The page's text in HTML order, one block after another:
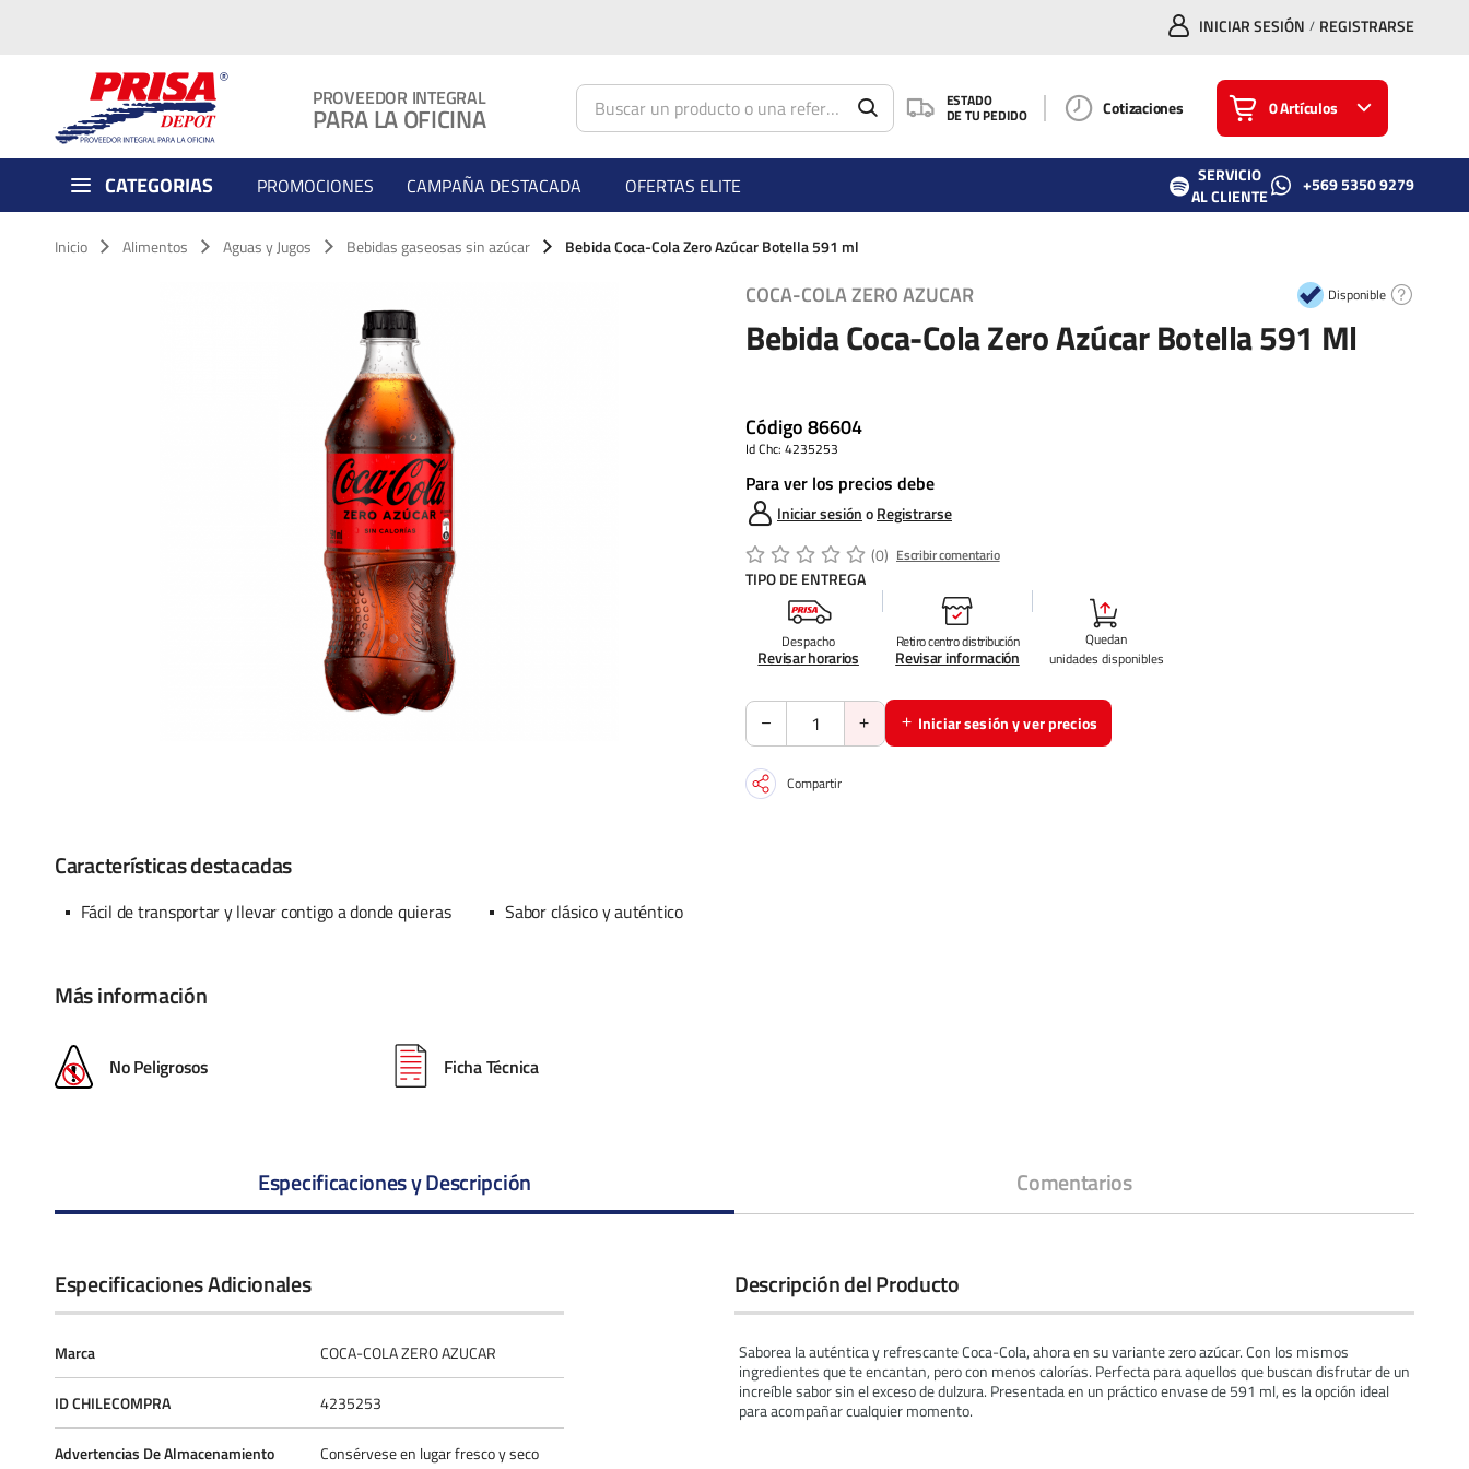
INICIAR SESIÓN / REGISTRARSE
PROVEEDOR INTEGRAL
PARA LA OFICINA
ESTADO
DE TU PEDIDO Cotizaciones 0 Artículos
CATEGORIAS PROMOCIONES CAMPAÑA DESTACADA OFERTAS ELITE
SERVICIO
AL CLIENTE
+569 5350 9279
Inicio Alimentos Aguas y Jugos Bebidas gaseosas sin azúcar Bebida Coca-Cola Zero Azúcar Botella 591 ml
COCA-COLA ZERO AZUCAR Disponible
Bebida Coca-Cola Zero Azúcar Botella 591 Ml
Código86604
Id Chc: 4235253
Para ver los precios debe
Iniciar sesiónoRegistrarse
(0) Escribir comentario
TIPO DE ENTREGA
Despacho
Revisar horarios
Retiro centro distribución
Revisar información
Quedan
unidades disponibles
Iniciar sesión y ver precios
Compartir
Características destacadas
Fácil de transportar y llevar contigo a donde quieras Sabor clásico y auténtico
Más información
No Peligrosos Ficha Técnica
Especificaciones y Descripción Comentarios
Especificaciones Adicionales
Marca COCA-COLA ZERO AZUCAR
ID CHILECOMPRA 4235253
Advertencias De Almacenamiento Consérvese en lugar fresco y seco
Descripción del Producto
Saborea la auténtica y refrescante Coca-Cola, ahora en su variante zero azúcar. Con los mismos
ingredientes que te encantan, pero con menos calorías. Perfecta para aquellos que buscan disfrutar de un
increíble sabor sin el exceso de dulzura. Presentada en un práctico envase de 591 ml, es la opción ideal
para acompañar cualquier momento.